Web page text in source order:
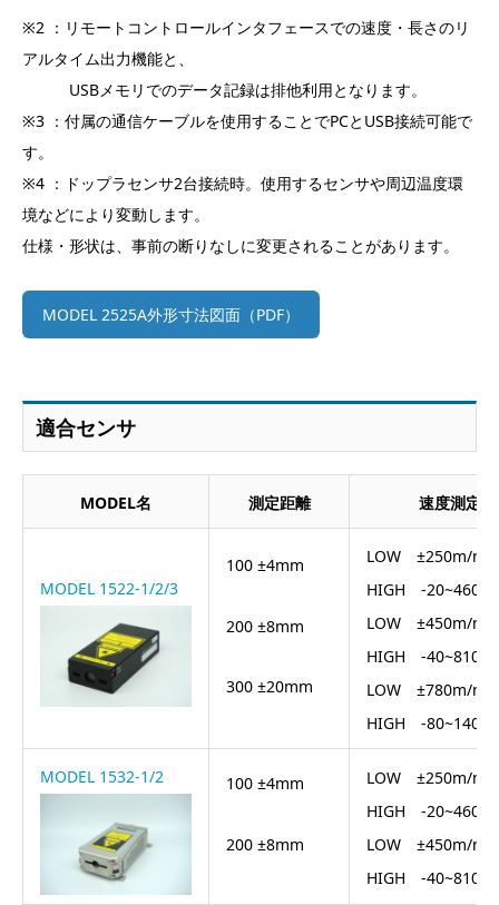
※2 ：リモートコントロールインタフェースでの速度・長さのリ
アルタイム出力機能と、
USBメモリでのデータ記録は排他利用となります。
※3 ：付属の通信ケーブルを使用することでPCとUSB接続可能で
す。
※4 ：ドップラセンサ2台接続時。使用するセンサや周辺温度環
境などにより変動します。
仕様・形状は、事前の断りなしに変更されることがあります。
MODEL 2525A外形寸法図面（PDF）
適合センサ
MODEL名 測定距離 速度測定
MODEL 1522-1/2/3
100 ±4mm
200 ±8mm
300 ±20mm
LOW ±250m/
HIGH -
LOW ±450m/
HIGH -
LOW ±780m/
HIGH -
MODEL 1532-1/2 100 ±4mm
200 ±8mm
LOW ±250m/
HIGH -
LOW ±450m/
HIGH -